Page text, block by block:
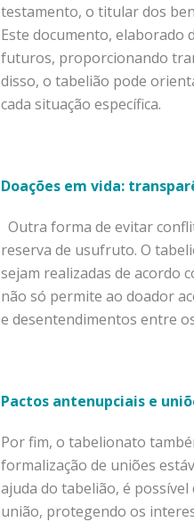
testamento, o titular dos
Este documento, elaborado
futuros, proporcionando
disso, o tabelião pode
cada situação específica.
Doações em vida:
Outra forma de evitar
reserva de usufruto. O
sejam realizadas de acordo
não só permite ao doador
e desentendimentos entre
Pactos antenupciais e
Por fim, o tabelionato
formalização de uniões
ajuda do tabelião, é
união, protegendo os